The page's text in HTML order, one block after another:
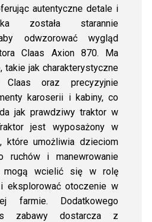
autentyczne detale i
została starannie
odwzorować wygląd
Claas Axion 870. Ma
takie jak charakterystyczne
Claas oraz precyzyjnie
karoserii i kabiny, co
jak prawdziwy traktor w
jest wyposażony w
które umożliwia dzieciom
ruchów i manewrowanie
mogą wcielić się w rolę
eksplorować otoczenie w
farmie. Dodatkowego
zabawy dostarcza z